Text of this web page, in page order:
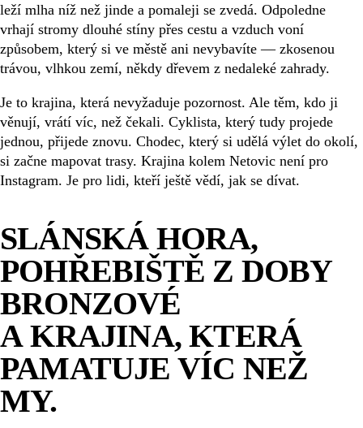
leží mlha níž než jinde a pomaleji se zvedá. Odpoledne
vrhají stromy dlouhé stíny přes cestu a vzduch voní
způsobem, který si ve městě ani nevybavíte — zkosenou
trávou, vlhkou zemí, někdy dřevem z nedaleké zahrady.
Je to krajina, která nevyžaduje pozornost. Ale těm, kdo ji
věnují, vrátí víc, než čekali. Cyklista, který tudy projede
jednou, přijede znovu. Chodec, který si udělá výlet do okolí,
si začne mapovat trasy. Krajina kolem Netovic není pro
Instagram. Je pro lidi, kteří ještě vědí, jak se dívat.
SLÁNSKÁ HORA,
POHŘEBIŠTĚ Z DOBY
BRONZOVÉ
A KRAJINA, KTERÁ
PAMATUJE VÍC NEŽ
MY.